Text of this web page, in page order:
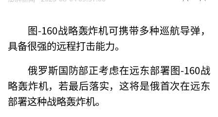
图-160战略轰炸机可携带多种巡航导弹，
具备很强的远程打击能力。
俄罗斯国防部正考虑在远东部署图-160战
略轰炸机，若最后落实，这将是俄首次在远东
部署这种战略轰炸机。